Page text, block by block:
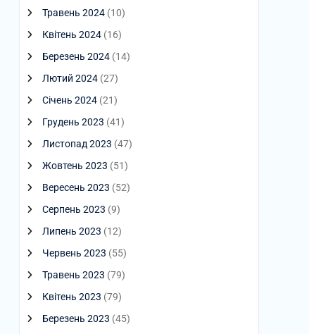
Травень 2024 (10)
Квітень 2024 (16)
Березень 2024 (14)
Лютий 2024 (27)
Січень 2024 (21)
Грудень 2023 (41)
Листопад 2023 (47)
Жовтень 2023 (51)
Вересень 2023 (52)
Серпень 2023 (9)
Липень 2023 (12)
Червень 2023 (55)
Травень 2023 (79)
Квітень 2023 (79)
Березень 2023 (45)